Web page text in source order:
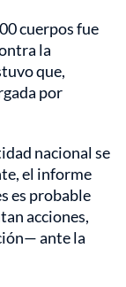
cuerpos fue
la
que,
por
nacional se
el informe
es probable
acciones,
ante la